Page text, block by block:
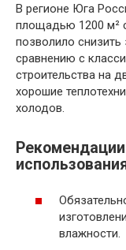
В регионе Юга
площадью 1200 м²
позволило снизить
сравнению с
строительства на
хорошие
холодов.
влажности.